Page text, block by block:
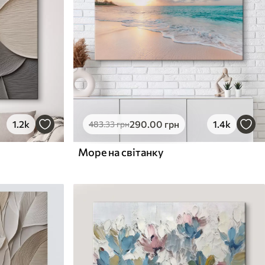
1.2k 483.33грн290.00 грн 1.4k
Море на світанку